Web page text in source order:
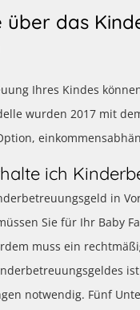
über das
Ihres Kindes
wurden 2017 mit
ich
in
Sie für Ihr Baby
muss ein
notwendig. Fünf